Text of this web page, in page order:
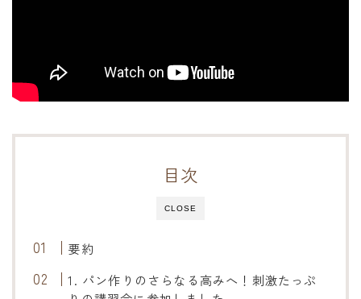
オンラインショップ
アクセス
CLOSE
目次
要約
1. パン作りのさらなる高みへ！刺激たっぷ